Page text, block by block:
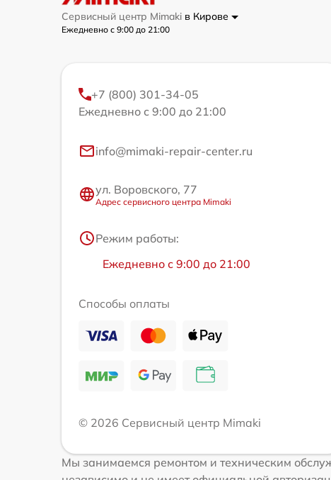
Сервисный центр Mimaki в Кирове
Ежедневно с 9:00 до 21:00
+7 (800) 301-34-05
Ежедневно с 9:00 до 21:00
info@mimaki-repair-center.ru
ул. Воровского, 77
Адрес сервисного центра Mimaki
Режим работы:
Ежедневно с 9:00 до 21:00
Способы оплаты
© 2026 Сервисный центр Mimaki
Мы занимаемся ремонтом и техническим